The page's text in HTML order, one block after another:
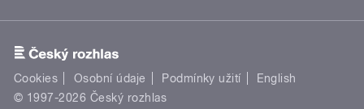
Cookies Osobní údaje Podmínky užití
English
© 1997-2026 Český rozhlas